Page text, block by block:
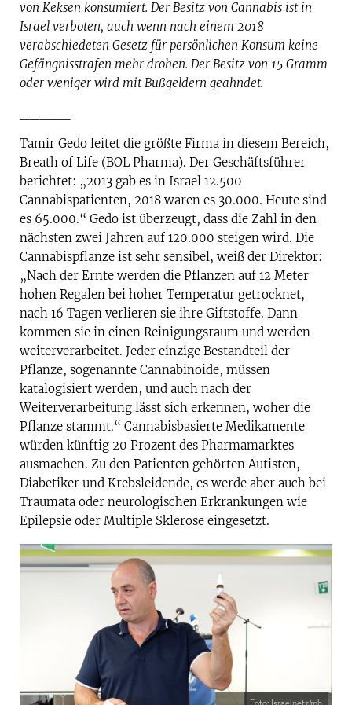
von Keksen konsumiert. Der Besitz von Cannabis ist in
Israel verboten, auch wenn nach einem 2018
verabschiedeten Gesetz für persönlichen Konsum keine
Gefängnisstrafen mehr drohen. Der Besitz von 15 Gramm
oder weniger wird mit Bußgeldern geahndet.
Tamir Gedo leitet die größte Firma in diesem Bereich,
Breath of Life (BOL Pharma). Der Geschäftsführer
berichtet: „2013 gab es in Israel 12.500
Cannabispatienten, 2018 waren es 30.000. Heute sind
es 65.000.“ Gedo ist überzeugt, dass die Zahl in den
nächsten zwei Jahren auf 120.000 steigen wird. Die
Cannabispflanze ist sehr sensibel, weiß der Direktor:
„Nach der Ernte werden die Pflanzen auf 12 Meter
hohen Regalen bei hoher Temperatur getrocknet,
nach 16 Tagen verlieren sie ihre Giftstoffe. Dann
kommen sie in einen Reinigungsraum und werden
weiterverarbeitet. Jeder einzige Bestandteil der
Pflanze, sogenannte Can­nabinoide, müssen
katalogisiert werden, und auch nach der
Weiterverarbeitung lässt sich erkennen, woher die
Pflanze stammt.“ Cannabis­basierte Medikamente
würden künftig 20 Prozent des Pharmamarktes
ausmachen. Zu den Patienten gehörten Autisten,
Diabetiker und Krebsleidende, es werde aber auch bei
Traumata oder neurologischen Erkrankungen wie
Epilepsie oder Multiple Sklerose eingesetzt.